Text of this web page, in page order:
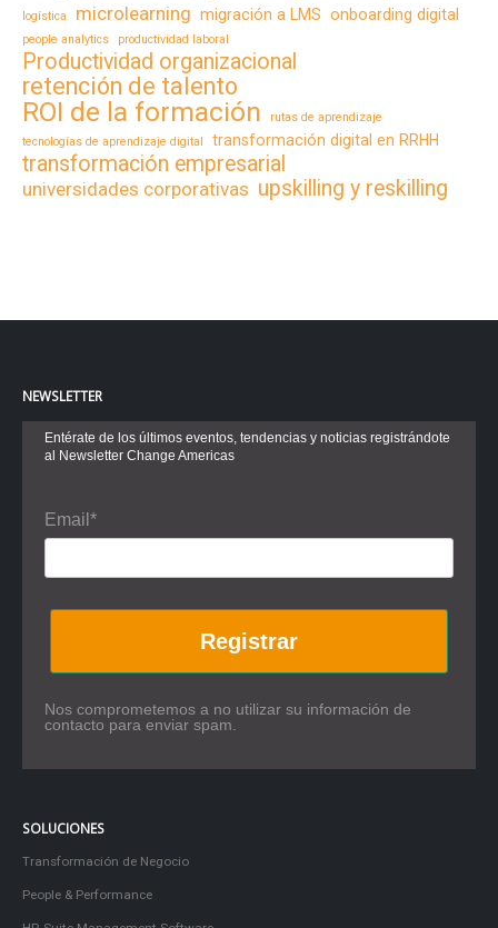
logística microlearning migración a LMS onboarding digital
people analytics productividad laboral
Productividad organizacional
retención de talento
ROI de la formación
rutas de aprendizaje
tecnologías de aprendizaje digital
transformación digital en RRHH
transformación empresarial
universidades corporativas upskilling y reskilling
NEWSLETTER
Entérate de los últimos eventos, tendencias y noticias registrándote
al Newsletter Change Americas
Email*
Registrar
Nos comprometemos a no utilizar su información de
contacto para enviar spam.
SOLUCIONES
Transformación de Negocio
People & Performance